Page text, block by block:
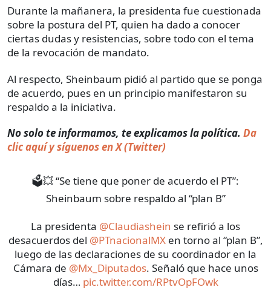
Durante la mañanera, la presidenta fue cuestionada
sobre la postura del PT, quien ha dado a conocer
ciertas dudas y resistencias, sobre todo con el tema
de la revocación de mandato.
Al respecto, Sheinbaum pidió al partido que se ponga
de acuerdo, pues en un principio manifestaron su
respaldo a la iniciativa.
No solo te informamos, te explicamos la política. Da
clic aquí y síguenos en X (Twitter)
🗳️💥 “Se tiene que poner de acuerdo el PT”:
Sheinbaum sobre respaldo al “plan B”
La presidenta @Claudiashein se refirió a los
desacuerdos del @PTnacionalMXen torno al “plan B”,
luego de las declaraciones de su coordinador en la
Cámara de @Mx_Diputados. Señaló que hace unos
días… pic.twitter.com/RPtvOpFOwk